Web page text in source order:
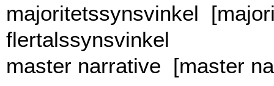
majoritetssynsvinkel
flertalssynsvinkel
master narrative [master